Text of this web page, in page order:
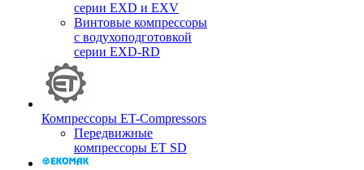
серии EXD и EXV
Винтовые компрессоры
с водухоподготовкой
серии EXD-RD
Компрессоры ET-Compressors
Передвижные
компрессоры ET SD